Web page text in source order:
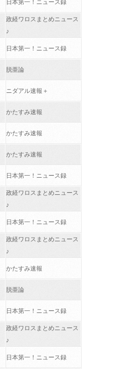
日本第一！ニュース録
政経ワロスまとめニュース
♪
日本第一！ニュース録
脱亜論
ニダアル速報＋
かたすみ速報
かたすみ速報
かたすみ速報
日本第一！ニュース録
政経ワロスまとめニュース
♪
日本第一！ニュース録
政経ワロスまとめニュース
♪
かたすみ速報
脱亜論
日本第一！ニュース録
政経ワロスまとめニュース
♪
日本第一！ニュース録